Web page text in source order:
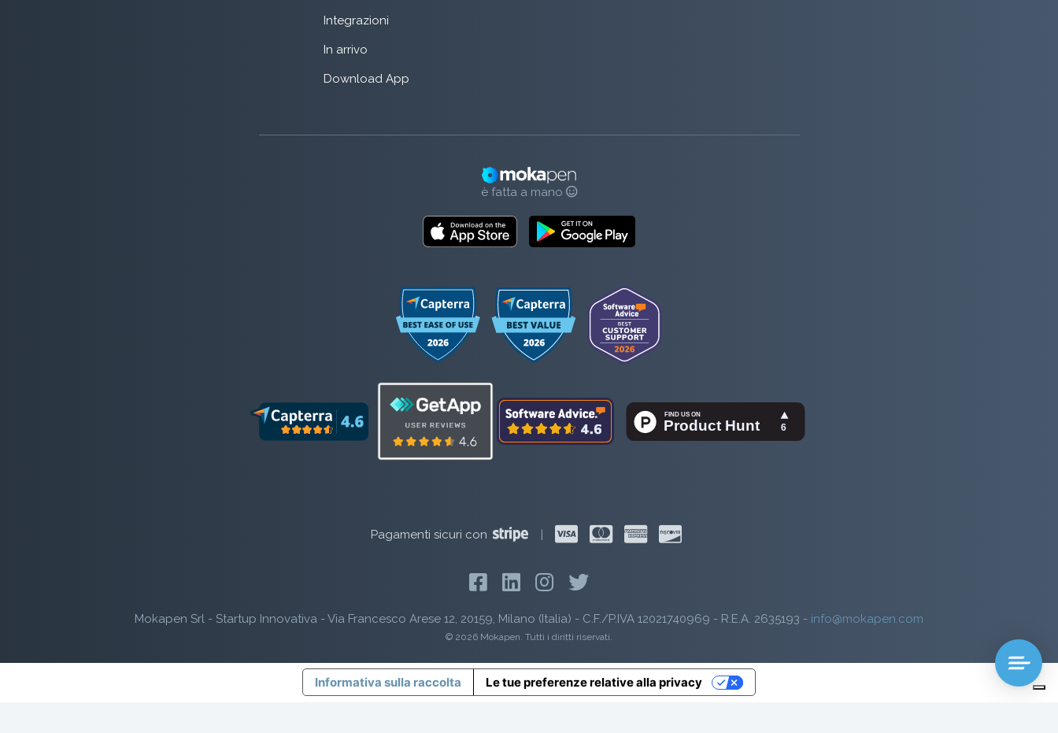
Integrazioni
In arrivo
Download App
è fatta a mano
Pagamenti sicuri con |
Mokapen Srl - Startup Innovativa - Via Francesco Arese 12, 20159, Milano (Italia) - C.F./P.IVA 12021740969 - R.E.A. 2635193 - info@mokapen.com
© 2026 Mokapen. Tutti i diritti riservati.
Informativa sulla raccolta Le tue preferenze relative alla privacy